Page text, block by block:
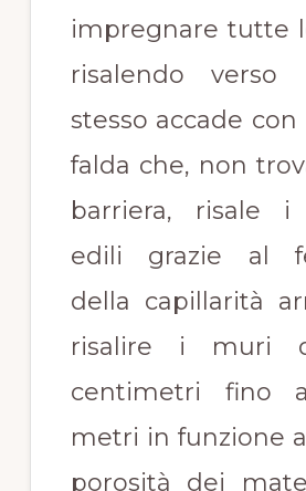
impregnare tutte
risalendo verso
stesso accade con
falda che, non
barriera, risale i
edili grazie al
della capillarità
risalire i muri
centimetri fino
metri in funzione
porosità dei